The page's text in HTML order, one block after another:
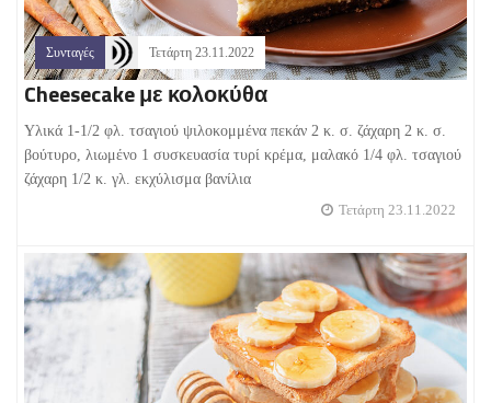
Συνταγές Τετάρτη 23.11.2022
Cheesecake με κολοκύθα
Υλικά 1-1/2 φλ. τσαγιού ψιλοκομμένα πεκάν 2 κ. σ. ζάχαρη 2 κ. σ.
βούτυρο, λιωμένο 1 συσκευασία τυρί κρέμα, μαλακό 1/4 φλ. τσαγιού
ζάχαρη 1/2 κ. γλ. εκχύλισμα βανίλια
Τετάρτη 23.11.2022